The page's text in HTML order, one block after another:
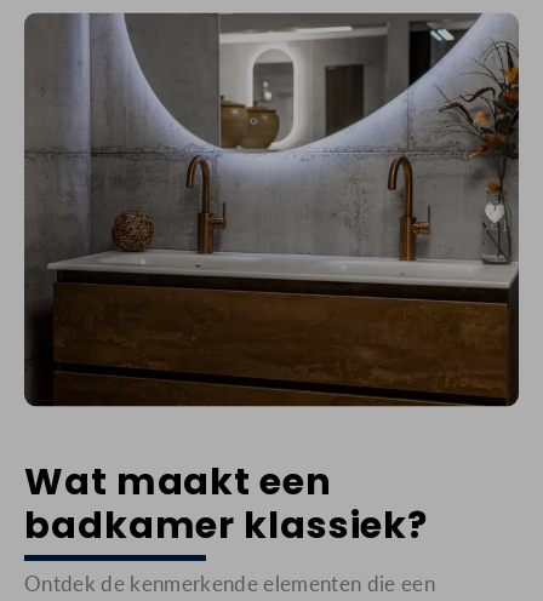
Wat maakt een
badkamer klassiek?
Ontdek de kenmerkende elementen die een